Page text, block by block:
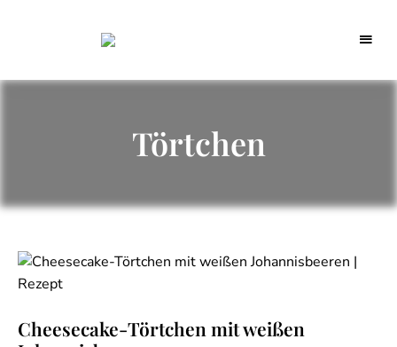
La
aus
Törtchen
Cheesecake-Törtchen mit weißen